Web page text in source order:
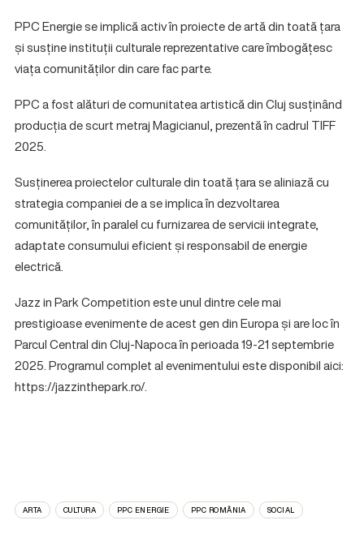
PPC Energie se implică activ în proiecte de artă din toată țara
și susține instituții culturale reprezentative care îmbogățesc
viața comunităților din care fac parte.
PPC a fost alături de comunitatea artistică din Cluj susținând
producția de scurt metraj Magicianul, prezentă în cadrul TIFF
2025.
Susținerea proiectelor culturale din toată țara se aliniază cu
strategia companiei de a se implica în dezvoltarea
comunităților, în paralel cu furnizarea de servicii integrate,
adaptate consumului eficient și responsabil de energie
electrică.
Jazz in Park Competition este unul dintre cele mai
prestigioase evenimente de acest gen din Europa și are loc în
Parcul Central din Cluj-Napoca în perioada 19-21 septembrie
2025. Programul complet al evenimentului este disponibil aici:
https://jazzinthepark.ro/.
ARTA CULTURA PPC ENERGIE PPC ROMÂNIA SOCIAL